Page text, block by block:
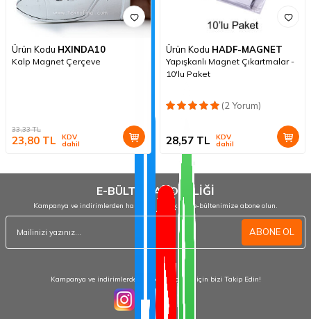
Ürün Kodu HXINDA10
Kalp Magnet Çerçeve
33,33TL
23,80 TL KDV
dahil
Ürün Kodu HADF-MAGNET
Yapışkanlı Magnet Çıkartmalar -
10'lu Paket
(2 Yorum)
28,57 TL KDV
dahil
E-BÜLTEN ABONELİĞİ
Kampanya ve indirimlerden haberdar olmak için e-bültenimize abone olun.
ABONE OL
Kampanya ve indirimlerden haberdar olmak için bizi Takip Edin!